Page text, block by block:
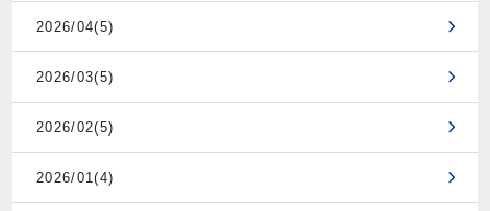
2026/04(5)
2026/03(5)
2026/02(5)
2026/01(4)